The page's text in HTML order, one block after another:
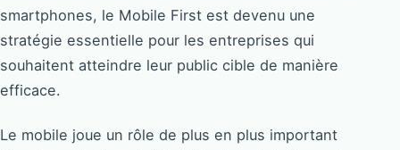
smartphones, le Mobile First est devenu une
stratégie essentielle pour les entreprises qui
souhaitent atteindre leur public cible de manière
efficace.
Le mobile joue un rôle de plus en plus important